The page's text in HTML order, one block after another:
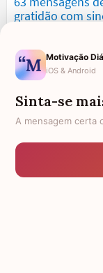
gratidão com
Mensagens de
expressam falta
Mensagens de
confiança
Mensagens de
Motivação
iOS & Android
Sinta-se
A mensagem certa